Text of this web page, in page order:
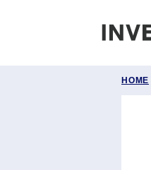
HOME